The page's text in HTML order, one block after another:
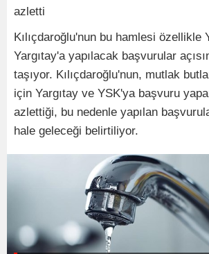
azletti
Kılıçdaroğlu'nun bu hamlesi özellikle
Yargıtay'a yapılacak başvurular
taşıyor. Kılıçdaroğlu'nun, mutlak
için Yargıtay ve YSK'ya başvuru
azlettiği, bu nedenle yapılan
hale geleceği belirtiliyor.